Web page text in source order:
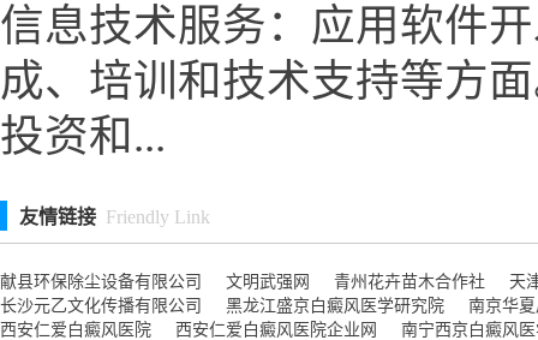
信息技术服务：应用软件
成、培训和技术支持等方
投资和...
友情链接 Friendly Link
献县环保除尘设备有限公司 文明武强网 青州花卉苗木合作社
天
长沙元乙文化传播有限公司
黑龙江盛京白癜风医学研究院
南京华
西安仁爱白癜风医院
西安仁爱白癜风医院企业网
南宁西京白癜风